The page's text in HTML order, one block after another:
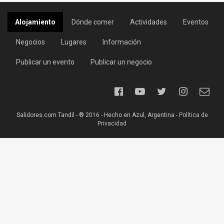
Alojamiento Dónde comer Actividades Eventos
Negocios Lugares Información
Publicar un evento Publicar un negocio
Salidores.com Tandil - ® 2016 - Hecho en Azul, Argentina - Política de
Privacidad